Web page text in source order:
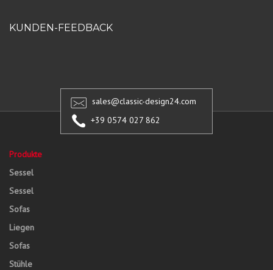
KUNDEN-FEEDBACK
sales@classic-design24.com
+39 0574 027 862
Produkte
Sessel
Sessel
Sofas
Liegen
Sofas
Stühle